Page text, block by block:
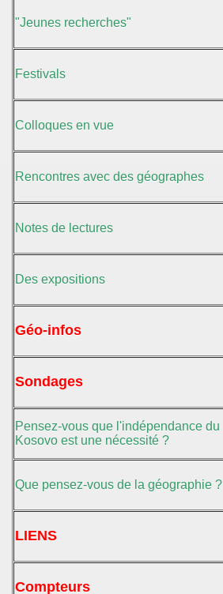
"Jeunes recherches"
Festivals
Colloques en vue
Rencontres avec des géographes
Notes de lectures
Des expositions
Géo-infos
Sondages
Pensez-vous que l'indépendance du
Kosovo est une nécessité ?
Que pensez-vous de la géographie ?
LIENS
Compteurs